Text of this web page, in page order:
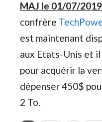
MAJ le 01/07/2019
confrère
est maintenant
aux Etats-Unis et
pour acquérir la
dépenser 450$
2 To.